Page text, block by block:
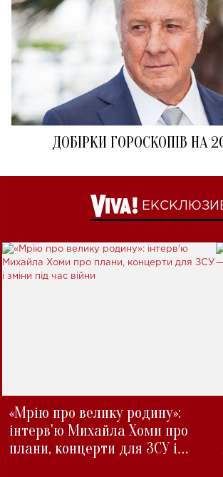
ДОБІРКИ ГОРОСКОПІВ НА
«Мрію про велику родину»:
інтерв'ю Михайла Хоми про
плани, концерти для ЗСУ і